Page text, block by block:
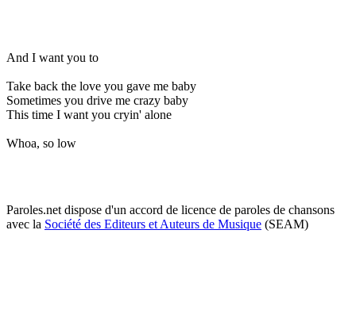
And I want you to
Take back the love you gave me baby
Sometimes you drive me crazy baby
This time I want you cryin' alone
Whoa, so low
Paroles.net dispose d'un accord de licence de paroles de chansons
avec la Société des Editeurs et Auteurs de Musique (SEAM)